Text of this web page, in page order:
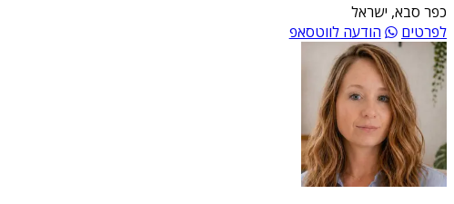
כפר סבא, ישראל
לפרטים
הודעה לווטסאפ